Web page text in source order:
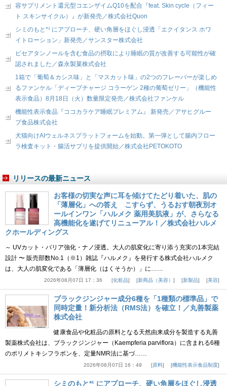
容サプリメント還元型コエンザイムQ10を配合『feat. Skin cycle（フィー
ト スキンサイクル）』が新発売／株式会社Quon
シミのもと*¹ にアプローチ、硬い角層をほぐし浸透「エクイタンス ホワ
イトローション」新発売／サンスター株式会社
ピセアタンノールを含む食品の摂取により睡眠の質が改善する可能性が確
認されました／森永製菓株式会社
1箱で「葡萄＆カシス味」と「マスカット味」の2つのフレーバーが楽しめ
るファンケル「ディープチャージ コラーゲン 2種の葡萄ゼリー」（機能性
表示食品）8月18日（火）数量限定発売／株式会社ファンケル
機能性表示食品『ココカラケア睡眠プレミアム』 新発売／アサヒグルー
プ食品株式会社
犬猫向けAIウェルネスプラットフォームを始動。第一弾として腸内フロー
ラ検査キット・腸活サプリを提供開始／株式会社PETOKOTO
リリースの最新ニュース
お客様の切実な声に耳を傾けてたどり着いた、肌の
「薄層化」への答え こすらず、うるおす朝夜別オ
ールインワン「ハルメク 薬用美肌液」が、さらなる
高機能化を遂げてリニューアル！／株式会社ハルメ
クホールディングス
～ UVカット・バリア強化・ナノ浸透。大人の肌変化に寄り添う充実の1本完結
設計 〜 販売部数No.1（※1）雑誌『ハルメク』を発行する株式会社ハルメク
は、大人の肌変化である「薄層化（はくそうか）」に……
2026年08月07日 17：36 化粧品 新商品（美容） 新製品 美容
ブラックジンジャー成分6種を「1種類の標準品」で
同時定量！新分析法（RMS法）を確立！／丸善製薬
株式会社
健康食品や化粧品の原料となる天然由来成分を製造する丸善
製薬株式会社は、ブラックジンジャー（Kaempferia parviflora）に含まれる6種
のポリメトキシフラボンを、定量NMR法に基づ……
2026年08月07日 16：49 原料 機能性表示食品制度
シミのもと*¹ にアプローチ、硬い角層をほぐし浸透